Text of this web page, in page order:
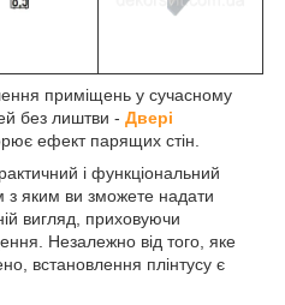
приміщень у сучасному
без лиштви - Двері
ефект парящих стін.
і функціональний
з яким ви зможете надати
вигляд, приховуючи
Незалежно від того, яке
встановлення плінтусу є